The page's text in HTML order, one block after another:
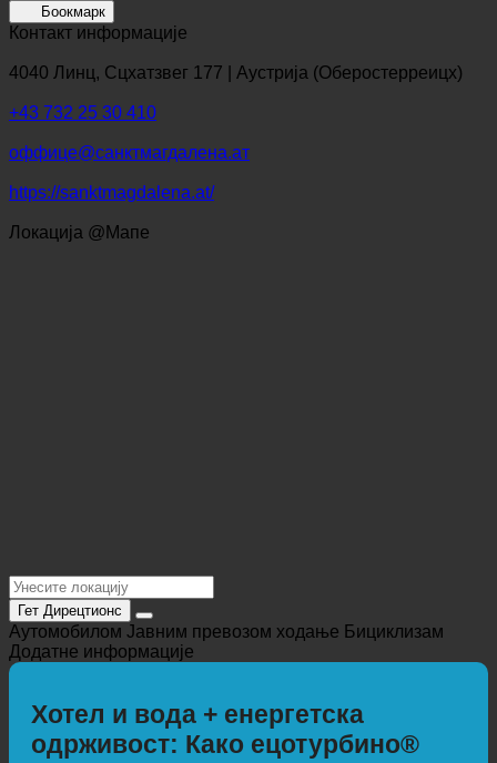
Боокмарк
Контакт информације
4040 Линц, Сцхатзвег 177 | Аустрија (Оберостерреицх)
+43 732 25 30 410
оффице@санктмагдалена.ат
https://sanktmagdalena.at/
Гет Дирецтионс
Додатне информације